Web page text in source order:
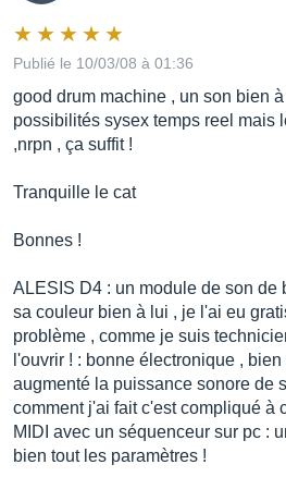
Publié le 10/03/08 à 01:36
good drum machine , un son bien
possibilités sysex temps reel mais
,nrpn , ça suffit !
Tranquille le cat
Bonnes !
ALESIS D4 : un module de son de
sa couleur bien à lui , je l'ai eu
problème , comme je suis
l'ouvrir ! : bonne électronique ,
augmenté la puissance sonore de
comment j'ai fait c'est compliqué à
MIDI avec un séquenceur sur pc :
bien tout les paramètres !